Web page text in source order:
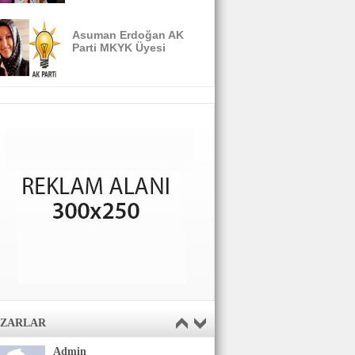
Asuman Erdoğan AK
Parti MKYK Üyesi
Admin